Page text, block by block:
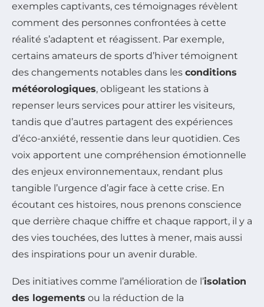
exemples captivants, ces témoignages révèlent
comment des personnes confrontées à cette
réalité s’adaptent et réagissent. Par exemple,
certains amateurs de sports d’hiver témoignent
des changements notables dans les conditions
météorologiques, obligeant les stations à
repenser leurs services pour attirer les visiteurs,
tandis que d’autres partagent des expériences
d’éco-anxiété, ressentie dans leur quotidien. Ces
voix apportent une compréhension émotionnelle
des enjeux environnementaux, rendant plus
tangible l’urgence d’agir face à cette crise. En
écoutant ces histoires, nous prenons conscience
que derrière chaque chiffre et chaque rapport, il y a
des vies touchées, des luttes à mener, mais aussi
des inspirations pour un avenir durable.
Des initiatives comme l’amélioration de l’isolation
des logements ou la réduction de la